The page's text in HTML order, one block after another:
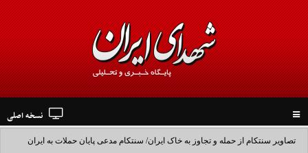
navigation
نسخه اصلی
تصاویر سنتکام از حمله و تجاوز به خاک ایران/ سنتکام مدعی پایان حملات به ایران